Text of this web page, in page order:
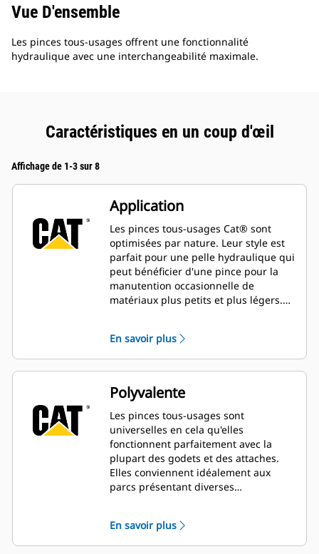
Vue D'ensemble
Les pinces tous-usages offrent une fonctionnalité
hydraulique avec une interchangeabilité maximale.
Caractéristiques en un coup d'œil
Affichage de 1-3 sur 8
Application
Les pinces tous-usages Cat® sont
optimisées par nature. Leur style est
parfait pour une pelle hydraulique qui
peut bénéficier d'une pince pour la
manutention occasionnelle de
matériaux plus petits et plus légers.
manutention de matériaux tout au
long de la journée.
En savoir plus
Polyvalente
Les pinces tous-usages sont
universelles en cela qu'elles
fonctionnent parfaitement avec la
plupart des godets et des attaches.
Elles conviennent idéalement aux
parcs présentant diverses
En savoir plus